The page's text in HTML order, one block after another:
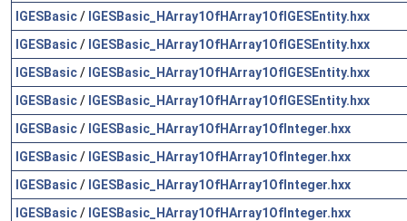
IGESBasic/ IGESBasic_HArray1OfHArray1OfIGESEntity.hxx
IGESBasic/ IGESBasic_HArray1OfHArray1OfIGESEntity.hxx
IGESBasic/ IGESBasic_HArray1OfHArray1OfIGESEntity.hxx
IGESBasic/ IGESBasic_HArray1OfHArray1OfIGESEntity.hxx
IGESBasic/ IGESBasic_HArray1OfHArray1OfInteger.hxx
IGESBasic/ IGESBasic_HArray1OfHArray1OfInteger.hxx
IGESBasic/ IGESBasic_HArray1OfHArray1OfInteger.hxx
IGESBasic/ IGESBasic_HArray1OfHArray1OfInteger.hxx